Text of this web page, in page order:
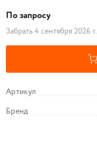
По запросу
Забрать 4 сентября 2026 г.
Артикул
Бренд